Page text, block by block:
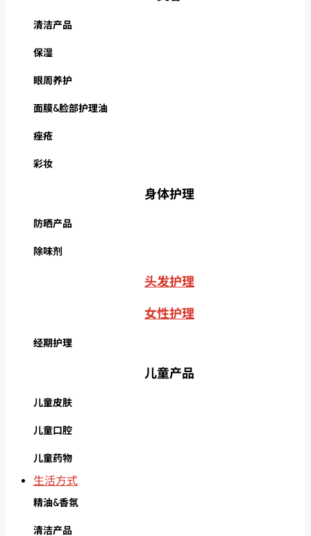
清洁产品
保湿
眼周养护
面膜&脸部护理油
痤疮
彩妆
身体护理
防晒产品
除味剂
头发护理
女性护理
经期护理
儿童产品
儿童皮肤
儿童口腔
儿童药物
生活方式
精油&香氛
清洁产品